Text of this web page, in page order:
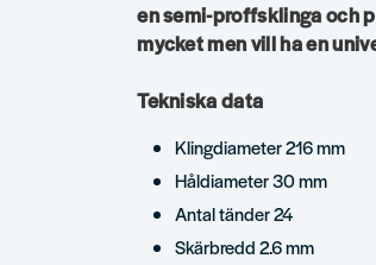
en semi-proffsklinga och
mycket men vill ha en
Tekniska data
Klingdiameter 216 mm
Håldiameter 30 mm
Antal tänder 24
Skärbredd 2.6 mm